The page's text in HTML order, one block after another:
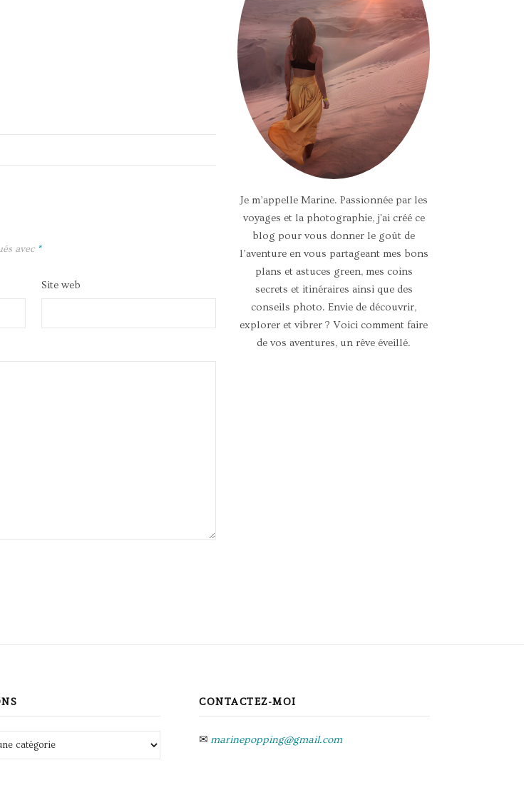
avec *
Site web
Je m’appelle Marine. Passionnée par les
voyages et la photographie, j'ai créé ce
blog pour vous donner le goût de
l’aventure en vous partageant mes bons
plans et astuces green, mes coins
secrets et itinéraires ainsi que des
conseils photo. Envie de découvrir,
explorer et vibrer ? Voici comment faire
de vos aventures, un rêve éveillé.
CONTACTEZ-MOI
✉ marinepopping@gmail.com